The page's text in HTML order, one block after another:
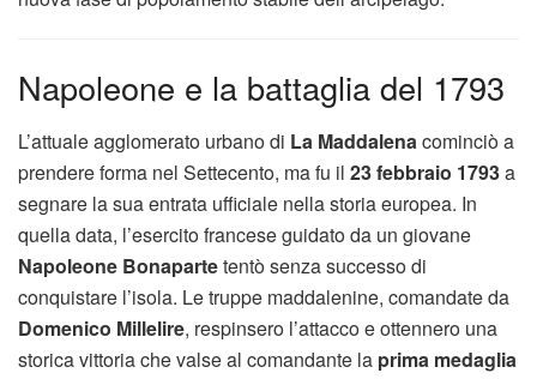
Napoleone e la battaglia del 1793
L’attuale agglomerato urbano di La Maddalenacominciò a
prendere forma nel Settecento, ma fu il 23 febbraio 1793a
segnare la sua entrata ufficiale nella storia europea. In
quella data, l’esercito francese guidato da un giovane
Napoleone Bonapartetentò senza successo di
conquistare l’isola. Le truppe maddalenine, comandate da
Domenico Millelire, respinsero l’attacco e ottennero una
storica vittoria che valse al comandante la prima medaglia